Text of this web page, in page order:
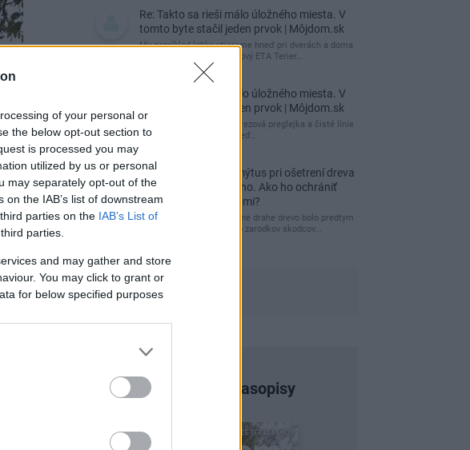
of your personal or
the below opt-out section to
is processed you may
utilized by us or personal
may separately opt-out of the
the IAB’s list of downstream
parties on the IAB’s List of
parties.
and may gather and store
You may click to grant or
for below specified purposes
Re: Takto sa rieši málo úložného miesta. V
tomto byte stačil jeden prvok | Môjdom.sk
My napríklad labky utierame hneď pri dverách a doma
pred dvere používame tyčový ETA Terier…
Re: Takto sa rieši málo úložného miesta. V
tomto byte stačil jeden prvok | Môjdom.sk
Dizajn je to nádherný, tá brezová preglejka a čisté línie
vyzerajú super. Ale vždy, keď…
Re: Toto je najväčší mýtus pri ošetrení dreva
a môže vás vyjsť draho. Ako ho ochrániť
pred hnitím a škodcami?
clovek by cakal ze vysusene drahe drevo bolo predtym
naparovane aby sa zbavilo zarodkov skodcov...
Najnovšie časopisy